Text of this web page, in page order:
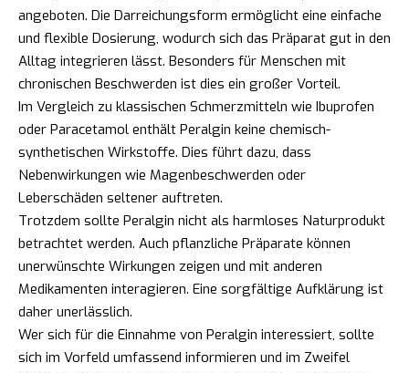
angeboten. Die Darreichungsform ermöglicht eine einfache
und flexible Dosierung, wodurch sich das Präparat gut in den
Alltag integrieren lässt. Besonders für Menschen mit
chronischen Beschwerden ist dies ein großer Vorteil.
Im Vergleich zu klassischen Schmerzmitteln wie Ibuprofen
oder Paracetamol enthält Peralgin keine chemisch-
synthetischen Wirkstoffe. Dies führt dazu, dass
Nebenwirkungen wie Magenbeschwerden oder
Leberschäden seltener auftreten.
Trotzdem sollte Peralgin nicht als harmloses Naturprodukt
betrachtet werden. Auch pflanzliche Präparate können
unerwünschte Wirkungen zeigen und mit anderen
Medikamenten interagieren. Eine sorgfältige Aufklärung ist
daher unerlässlich.
Wer sich für die Einnahme von Peralgin interessiert, sollte
sich im Vorfeld umfassend informieren und im Zweifel